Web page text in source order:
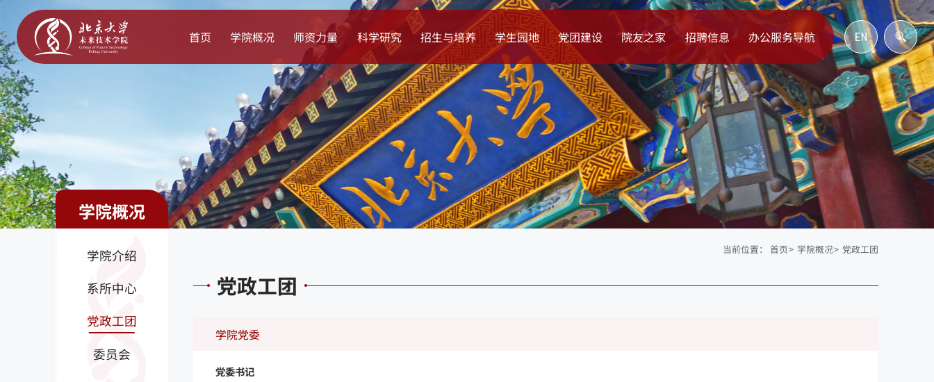
首页 学院概况 师资力量 科学研究 招生与培养 学生园地 党团建设 院友之家 招聘信息 办公服务导航
学院概况
学院介绍
系所中心
党政工团
委员会
当前位置： 首页> 学院概况> 党政工团
党政工团
学院党委
党委书记